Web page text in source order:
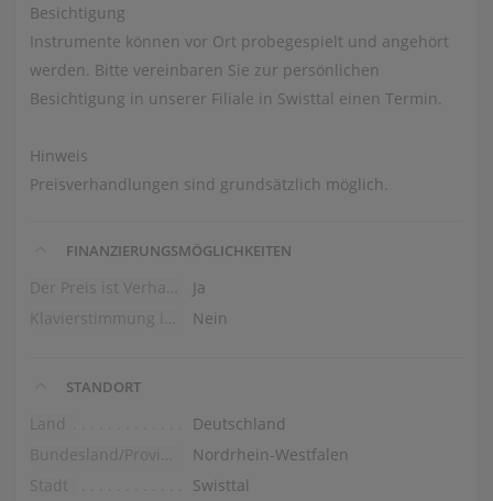
Besichtigung
Instrumente können vor Ort probegespielt und angehört
werden. Bitte vereinbaren Sie zur persönlichen
Besichtigung in unserer Filiale in Swisttal einen Termin.
Hinweis
Preisverhandlungen sind grundsätzlich möglich.
FINANZIERUNGSMÖGLICHKEITEN
Ja
Nein
STANDORT
Land
Deutschland
Nordrhein-Westfalen
Stadt
Swisttal